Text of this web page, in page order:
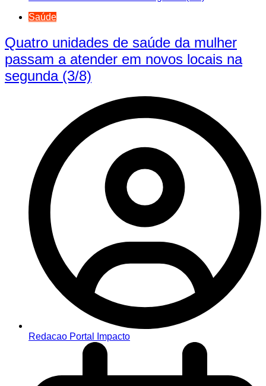
Saúde
Quatro unidades de saúde da mulher
passam a atender em novos locais na
segunda (3/8)
Redacao Portal Impacto